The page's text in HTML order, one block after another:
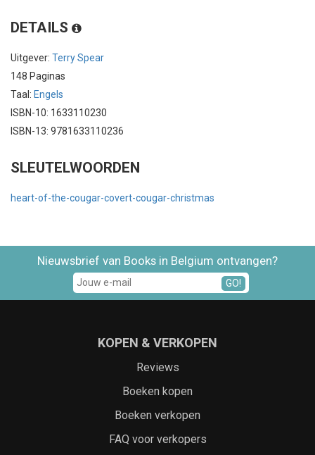
DETAILS
Uitgever: Terry Spear
148 Paginas
Taal: Engels
ISBN-10: 1633110230
ISBN-13: 9781633110236
SLEUTELWOORDEN
heart-of-the-cougar-covert-cougar-christmas
Nieuwsbrief van Books in Belgium ontvangen?
GO!
KOPEN & VERKOPEN
Reviews
Boeken kopen
Boeken verkopen
FAQ voor verkopers